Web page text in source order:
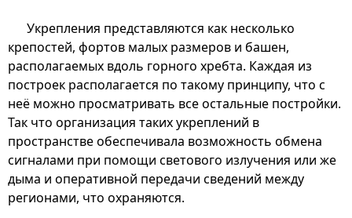
Укрепления представляются как несколько
крепостей, фортов малых размеров и башен,
располагаемых вдоль горного хребта. Каждая из
построек располагается по такому принципу, что с
неё можно просматривать все остальные постройки.
Так что организация таких укреплений в
пространстве обеспечивала возможность обмена
сигналами при помощи светового излучения или же
дыма и оперативной передачи сведений между
регионами, что охраняются.